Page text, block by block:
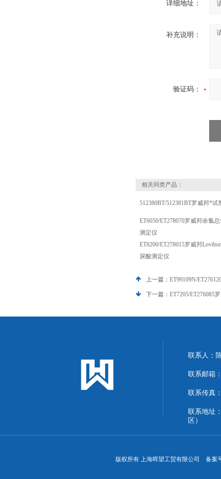
详细地址：
补充说明：
验证码：
相关同类产品：
512380BT/512381BT罗威邦*试
ET6050/ET278070罗威邦余氯
测定仪
ET8200/ET278015罗威邦
尿酸测定仪
上一篇： ET99109N/
下一篇： ET7205/ET276085
联系人：
联系邮箱
联系传真
联系地址
区）
版权所有 上海晖望工贸有限公司 备案